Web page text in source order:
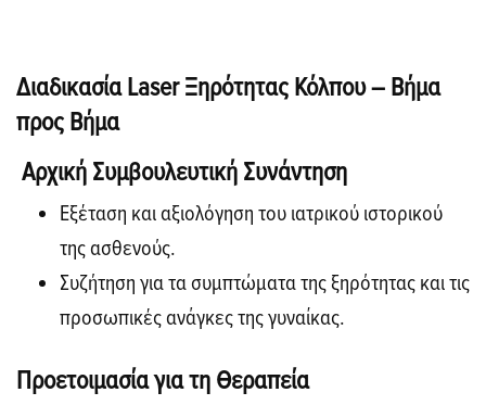
Διαδικασία Laser Ξηρότητας Κόλπου – Βήμα
προς Βήμα
Αρχική Συμβουλευτική Συνάντηση
Εξέταση και αξιολόγηση του ιατρικού ιστορικού
της ασθενούς.
Συζήτηση για τα συμπτώματα της ξηρότητας και τις
προσωπικές ανάγκες της γυναίκας.
Προετοιμασία για τη Θεραπεία